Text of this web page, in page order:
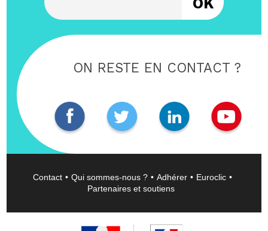
ON RESTE EN CONTACT ?
Contact Qui sommes-nous ? Adhérer
Euroclic
Partenaires et soutiens